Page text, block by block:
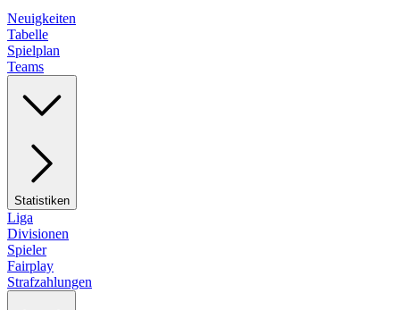
Neuigkeiten
Tabelle
Spielplan
Teams
Statistiken
Liga
Divisionen
Spieler
Fairplay
Strafzahlungen